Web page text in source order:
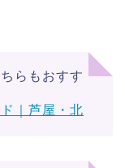
らもおすす
｜芦屋・北